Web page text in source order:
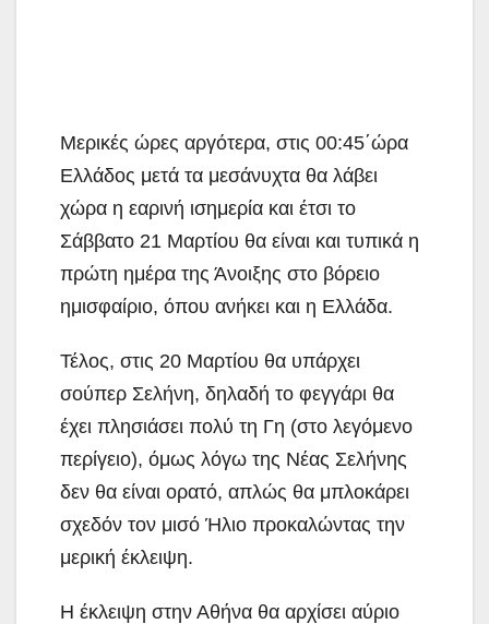
Μερικές ώρες αργότερα, στις 00:45΄ώρα
Ελλάδος μετά τα μεσάνυχτα θα λάβει
χώρα η εαρινή ισημερία και έτσι το
Σάββατο 21 Μαρτίου θα είναι και τυπικά η
πρώτη ημέρα της Άνοιξης στο βόρειο
ημισφαίριο, όπου ανήκει και η Ελλάδα.
Τέλος, στις 20 Μαρτίου θα υπάρχει
σούπερ Σελήνη, δηλαδή το φεγγάρι θα
έχει πλησιάσει πολύ τη Γη (στο λεγόμενο
περίγειο), όμως λόγω της Νέας Σελήνης
δεν θα είναι ορατό, απλώς θα μπλοκάρει
σχεδόν τον μισό Ήλιο προκαλώντας την
μερική έκλειψη.
Η έκλειψη στην Αθήνα θα αρχίσει αύριο